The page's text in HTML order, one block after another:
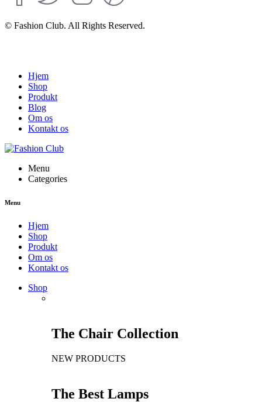
© Fashion Club. All Rights Reserved.
Hjem
Shop
Produkt
Blog
Om os
Kontakt os
Menu
Categories
Menu
Hjem
Shop
Produkt
Om os
Kontakt os
Shop
The Chair Collection
NEW PRODUCTS
The Best Lamps